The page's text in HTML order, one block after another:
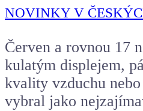
NOVINKY V
Červen a rovnou 17
kulatým displejem,
kvality vzduchu
vybral jako